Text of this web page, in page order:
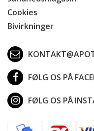
Cookies
Bivirkninger
FØLG OS PÅ
FØLG OS PÅ